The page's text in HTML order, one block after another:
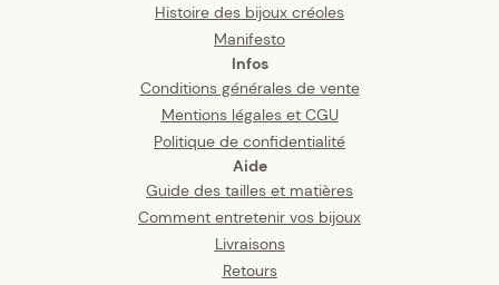
Histoire des bijoux créoles
Manifesto
Infos
Conditions générales de vente
Mentions légales et CGU
Politique de confidentialité
Aide
Guide des tailles et matières
Comment entretenir vos bijoux
Livraisons
Retours